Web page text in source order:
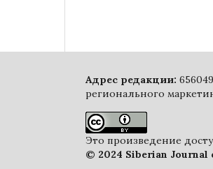
Адрес редакции:
регионального
Это произведение
© 2024 Siberian Journal